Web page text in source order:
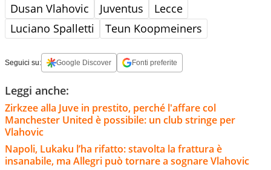
Dusan Vlahovic Juventus
Lecce
Luciano Spalletti
Teun Koopmeiners
Seguici su: Google Discover Fonti preferite
Leggi anche:
Zirkzee alla Juve in prestito, perché l'affare col
Manchester United è possibile: un club stringe per
Vlahovic
Napoli, Lukaku l’ha rifatto: stavolta la frattura è
insanabile, ma Allegri può tornare a sognare Vlahovic